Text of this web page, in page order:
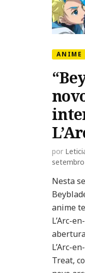
ANIME
por
Nesta
anime
L’Arc-
L’Arc-
Treat,